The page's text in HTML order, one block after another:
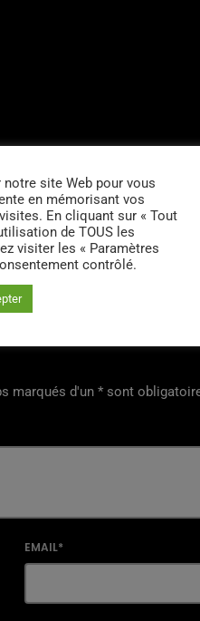
marqués d'un * sont
EMAIL*
site Web pour vous
en mémorisant vos
En cliquant sur « Tout
de TOUS les
visiter les « Paramètres
contrôlé.